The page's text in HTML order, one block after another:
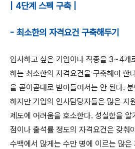
| 4단계 스펙 구축 |
- 최소한의 자격요건 구축해두기
입사하고 싶은 기업이나 직종을 3~4개
하는 최소한의 자격요건을 구축해야 한
을 곧이곧대로 받아들여서는 안 된다.
하지만 기업의 인사담당자들은 많은 지
제도에 어려움을 호소한다. 성실함을 알
점이나 출석률 정도의 자격요건은 갖춰
수백에서 많게는 수만 명에 이르는 많은